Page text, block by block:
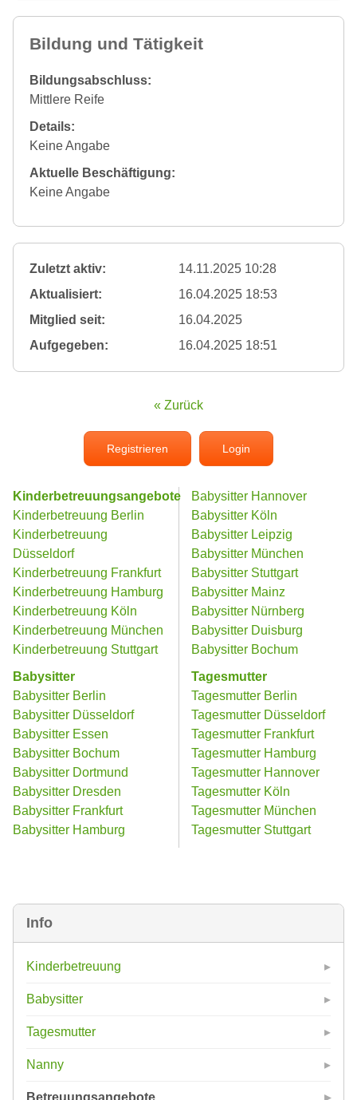
Info
Kinderbetreuung
Babysitter
Tagesmutter
Nanny
Betreuungsangebote
Bildung und Tätigkeit
Bildungsabschluss:
Mittlere Reife
Details:
Keine Angabe
Aktuelle Beschäftigung:
Keine Angabe
Zuletzt aktiv:
14.11.2025 10:28
Aktualisiert:
16.04.2025 18:53
Mitglied seit:
16.04.2025
Aufgegeben:
16.04.2025 18:51
« Zurück
Registrieren Login
Kinderbetreuungsangebote
Kinderbetreuung Berlin
Kinderbetreuung
Düsseldorf
Kinderbetreuung Frankfurt
Kinderbetreuung Hamburg
Kinderbetreuung Köln
Kinderbetreuung München
Kinderbetreuung Stuttgart
Babysitter
Babysitter Berlin
Babysitter Düsseldorf
Babysitter Essen
Babysitter Bochum
Babysitter Dortmund
Babysitter Dresden
Babysitter Frankfurt
Babysitter Hamburg
Babysitter Hannover
Babysitter Köln
Babysitter Leipzig
Babysitter München
Babysitter Stuttgart
Babysitter Mainz
Babysitter Nürnberg
Babysitter Duisburg
Babysitter Bochum
Tagesmutter
Tagesmutter Berlin
Tagesmutter Düsseldorf
Tagesmutter Frankfurt
Tagesmutter Hamburg
Tagesmutter Hannover
Tagesmutter Köln
Tagesmutter München
Tagesmutter Stuttgart